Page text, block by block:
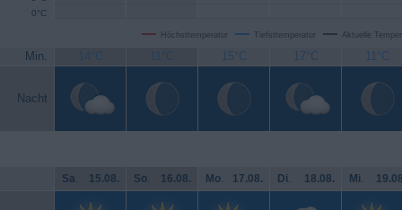
Höchsttemperatur Tiefsttemperatur Aktuelle
0°C
Min. 14°C 11°C 15°C 17°C 11°C
Nacht
Sa. 15.08. So. 16.08. Mo. 17.08. Di. 18.08. Mi.